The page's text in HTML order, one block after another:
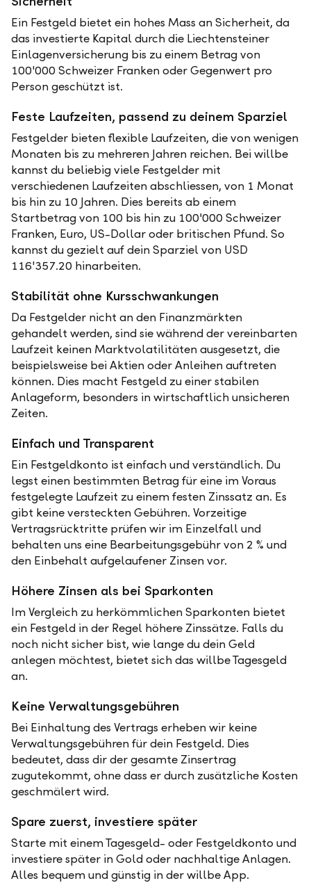
Ein Festgeld bietet ein hohes Mass an Sicherheit, da
das investierte Kapital durch die Liechtensteiner
Einlagenversicherung bis zu einem Betrag von
100'000 Schweizer Franken oder Gegenwert pro
Person geschützt ist.
Feste Laufzeiten, passend zu deinem Sparziel
Festgelder bieten flexible Laufzeiten, die von wenigen
Monaten bis zu mehreren Jahren reichen. Bei willbe
kannst du beliebig viele Festgelder mit
verschiedenen Laufzeiten abschliessen, von 1 Monat
bis hin zu 10 Jahren. Dies bereits ab einem
Startbetrag von 100 bis hin zu 100'000 Schweizer
Franken, Euro, US-Dollar oder britischen Pfund. So
kannst du gezielt auf dein Sparziel von USD
116'357.20 hinarbeiten.
Stabilität ohne Kursschwankungen
Da Festgelder nicht an den Finanzmärkten
gehandelt werden, sind sie während der vereinbarten
Laufzeit keinen Marktvolatilitäten ausgesetzt, die
beispielsweise bei Aktien oder Anleihen auftreten
können. Dies macht Festgeld zu einer stabilen
Anlageform, besonders in wirtschaftlich unsicheren
Zeiten.
Einfach und Transparent
Ein Festgeldkonto ist einfach und verständlich. Du
legst einen bestimmten Betrag für eine im Voraus
festgelegte Laufzeit zu einem festen Zinssatz an. Es
gibt keine versteckten Gebühren. Vorzeitige
Vertragsrücktritte prüfen wir im Einzelfall und
behalten uns eine Bearbeitungsgebühr von 2 % und
den Einbehalt aufgelaufener Zinsen vor.
Höhere Zinsen als bei Sparkonten
Im Vergleich zu herkömmlichen Sparkonten bietet
ein Festgeld in der Regel höhere Zinssätze. Falls du
noch nicht sicher bist, wie lange du dein Geld
anlegen möchtest, bietet sich das willbe Tagesgeld
an.
Keine Verwaltungsgebühren
Bei Einhaltung des Vertrags erheben wir keine
Verwaltungsgebühren für dein Festgeld. Dies
bedeutet, dass dir der gesamte Zinsertrag
zugutekommt, ohne dass er durch zusätzliche Kosten
geschmälert wird.
Spare zuerst, investiere später
Starte mit einem Tagesgeld- oder Festgeldkonto und
investiere später in Gold oder nachhaltige Anlagen.
Alles bequem und günstig in der willbe App.